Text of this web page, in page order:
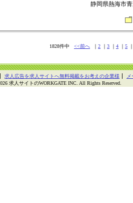
静岡県熱海市
1828件中 <<前へ ｜ 2 ｜ 3 ｜ 4 ｜ 5
求人広告を求人サイトへ無料掲載をお考えの企業様
求人サイトのWORKGATE INC. All Rights Reserved.